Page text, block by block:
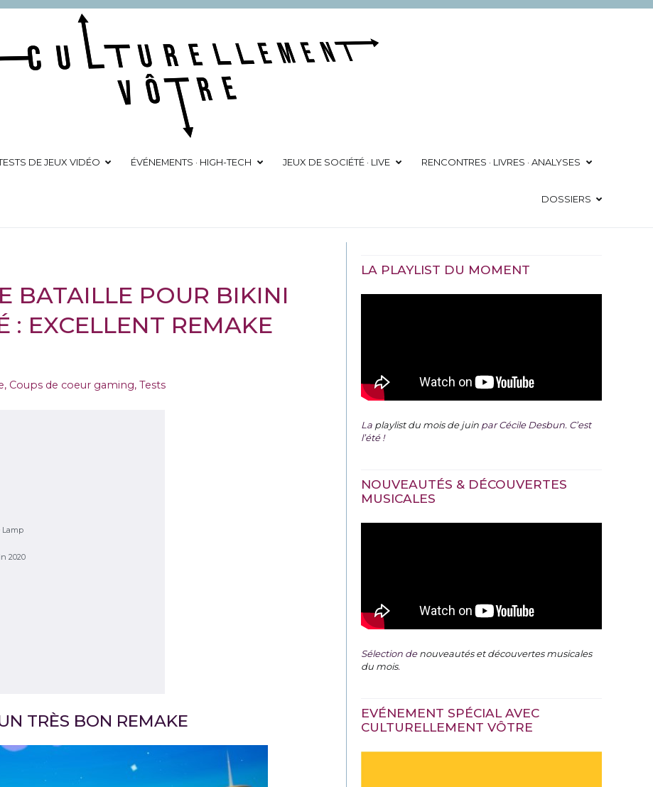
DE JEUX VIDÉO ÉVÉNEMENTS · HIGH-TECH JEUX DE SOCIÉTÉ · LIVE RENCONTRES · LIVRES · ANALYSES
DOSSIERS
BATAILLE POUR BIKINI
: EXCELLENT REMAKE
, Coups de coeur gaming,Tests
Lamp
2020
TRÈS BON REMAKE
LA PLAYLIST DU MOMENT
La playlist du mois de juin par Cécile Desbun. C’est
l’été !
NOUVEAUTÉS & DÉCOUVERTES
MUSICALES
Sélection denouveautés et découvertes musicales
du mois.
EVÉNEMENT SPÉCIAL AVEC
CULTURELLEMENT VÔTRE